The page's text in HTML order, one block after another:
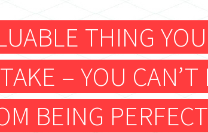
DÉCOUPEUSES LASER
IMPRIMANTES 3D
ATELIER BOIS
ATELIER BOIS
FRAISEUSES NUMERIQUES (CNC)
ELECTRONIQUE
THING
– YOU CAN’T
BEING PERFECT